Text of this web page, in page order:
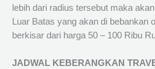
lebih dari radius tersebut maka
Luar Batas yang akan di bebankan
berkisar dari harga 50 – 100 Ribu
JADWAL KEBERANGKAN